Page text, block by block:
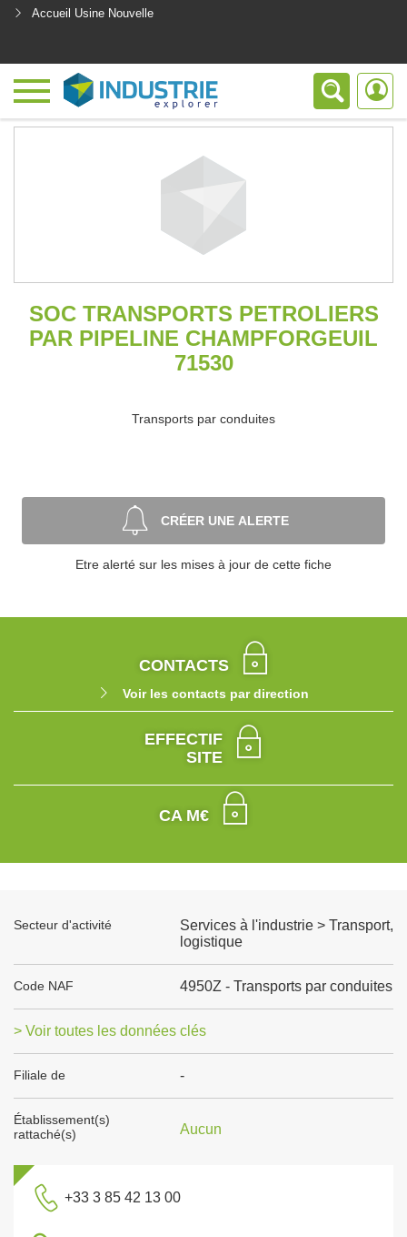
Accueil Usine Nouvelle
SOC TRANSPORTS PETROLIERS
PAR PIPELINE CHAMPFORGEUIL
71530
Transports par conduites
CRÉER UNE ALERTE
Etre alerté sur les mises à jour de cette fiche
CONTACTS
Voir les contacts par direction
EFFECTIF
SITE
CA M€
Secteur d'activité
Services à l'industrie > Transport,
logistique
Code NAF 4950Z - Transports par conduites
> Voir toutes les données clés
Filiale de -
Établissement(s)
rattaché(s)
Aucun
+33 3 85 42 13 00